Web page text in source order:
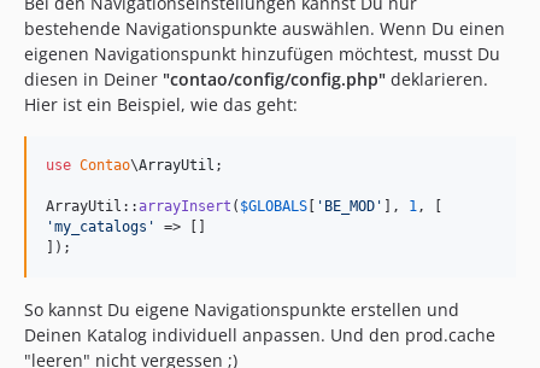
3.0.16
3.0.15
3.0.14
3.0.13
3.0.11
3.0.10
3.0.9
3.0.7
3.0.6
3.0.5
bestehende Navigationspunkte auswählen. Wenn Du einen
eigenen Navigationspunkt hinzufügen möchtest, musst Du
diesen in Deiner "contao/config/config.php" deklarieren.
Hier ist ein Beispiel, wie das geht:
use Contao\ArrayUtil ;
ArrayUtil::arrayInsert ( $GLOBALS ' BE_MOD ' ], 1
'my_catalogs '
=> []
]);
So kannst Du eigene Navigationspunkte erstellen und
Deinen Katalog individuell anpassen. Und den prod.cache
"leeren" nicht vergessen ;)